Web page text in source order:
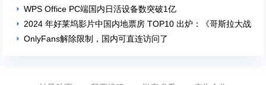
WPS Office PC端国内日活设备数突破1亿
2024 年好莱坞影片中国内地票房 TOP10 出炉：《哥斯拉大战金
OnlyFans解除限制，国内可直连访问了